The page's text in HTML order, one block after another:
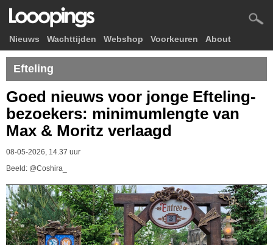
Nieuws Wachttijden Webshop Voorkeuren About
Efteling
Goed nieuws voor jonge Efteling-
bezoekers: minimumlengte van
Max & Moritz verlaagd
08-05-2026, 14.37 uur
Beeld: @Coshira_